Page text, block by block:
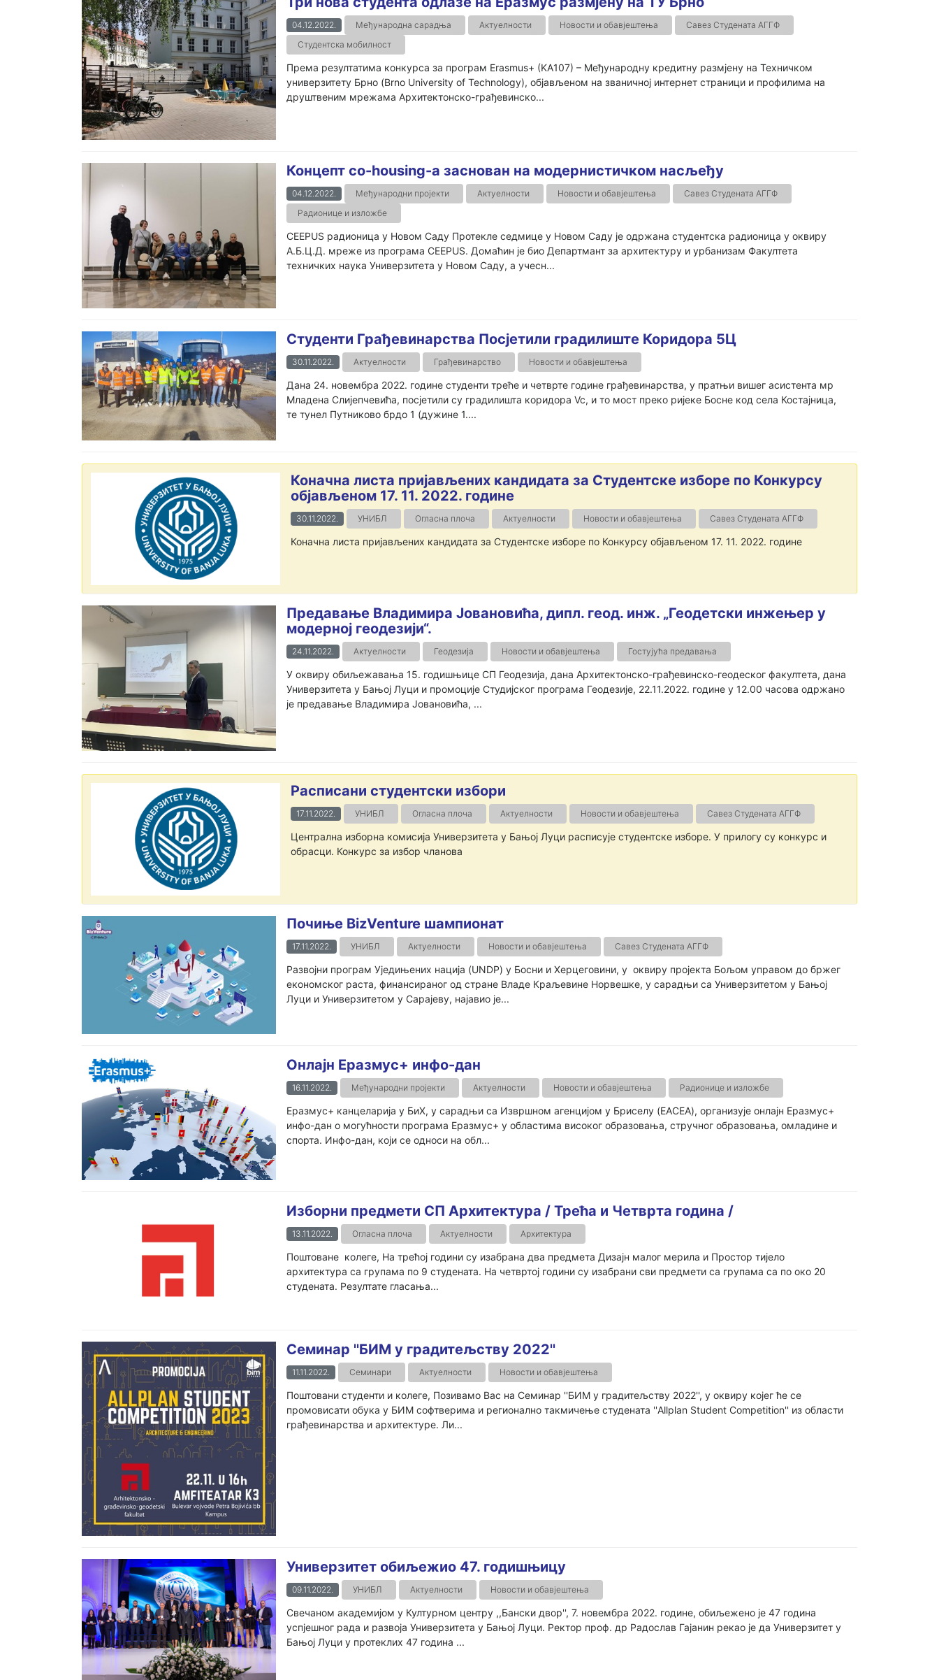
04.12.2022. Међународна сарадња Актуелности Новости и обавјештења
Савез Студената АГГФ
Студентска мобилност
Према резултатима конкурса за програм Erasmus+ (KA107) – Међународну кредитну размјену на Техничком
универзитету Брно (Brno University of Technology), објављеном на званичној интернет страници и профилима на
друштвеним мрежама Архитектонско-грађевинско...
Концепт co-housing-a заснован на модернистичком насљеђу
04.12.2022. Међународни пројекти Актуелности Новости и обавјештења
Савез Студената АГГФ
Радионице и изложбе
CEEPUS радионица у Новом Саду Протекле седмице у Новом Саду је одржана студентска радионица у оквиру
А.Б.Ц.Д. мреже из програма CEEPUS. Домаћин је био Департмант за архитектуру и урбанизам Факултета
техничких наука Универзитета у Новом Саду, а учесн...
Студенти Грађевинарства Посјетили градилиште Коридора 5Ц
30.11.2022. Актуелности Грађевинарство Новости и обавјештења
Дана 24. новембра 2022. године студенти треће и четврте године грађевинарства, у пратњи вишег асистента мр
Младена Слијепчевића, посјетили су градилишта коридора Vc, и то мост преко ријеке Босне код села Костајница,
те тунел Путниково брдо 1 (дужине 1....
Коначна листа пријављених кандидата за Студентске изборе по Конкурсу
објављеном 17. 11. 2022. године
30.11.2022. УНИБЛ Огласна плоча Актуелности Новости и обавјештења Савез Студената АГГФ
Коначна листа пријављених кандидата за Студентске изборе по Конкурсу објављеном 17. 11. 2022. године
Предавање Владимира Јовановића, дипл. геод. инж. „Геодетски инжењер у
модерној геодезији“.
24.11.2022. Актуелности Геодезија Новости и обавјештења Гостујућа предавања
У оквиру обиљежавања 15. годишњице СП Геодезија, дана Архитектонско-грађевинско-геодеског факултета, дана
Универзитета у Бањој Луци и промоције Студијског програма Геодезије, 22.11.2022. године у 12.00 часова одржано
је предавање Владимира Јовановића, ...
Расписани студентски избори
17.11.2022. УНИБЛ Огласна плоча Актуелности Новости и обавјештења Савез Студената АГГФ
Централна изборна комисија Универзитета у Бањој Луци расписује студентске изборе. У прилогу су конкурс и
обрасци. Конкурс за избор чланова
Почиње BizVenture шампионат
17.11.2022. УНИБЛ Актуелности Новости и обавјештења Савез Студената АГГФ
Развојни програм Уједињених нација (UNDP) у Босни и Херцеговини, у оквиру пројекта Бољом управом до бржег
економског раста, финансираног од стране Владе Краљевине Норвешке, у сарадњи са Универзитетом у Бањој
Луци и Универзитетом у Сарајеву, најавио је...
Онлајн Еразмус+ инфо-дан
16.11.2022. Међународни пројекти Актуелности Новости и обавјештења Радионице и изложбе
Еразмус+ канцеларија у БиХ, у сарадњи са Извршном агенцијом у Бриселу (EACEA), организује онлајн Еразмус+
инфо-дан о могућности програма Еразмус+ у областима високог образовања, стручног образовања, омладине и
спорта. Инфо-дан, који се односи на обл...
Изборни предмети СП Архитектура / Трећа и Четврта година /
13.11.2022. Огласна плоча Актуелности Архитектура
Поштоване колеге, На трећој години су изабрана два предмета Дизајн малог мерила и Простор тијело
архитектура са групама по 9 студената. На четвртој години су изабрани сви предмети са групама са по око 20
студената. Резултате гласања...
Семинар ''БИМ у градитељству 2022''
11.11.2022. Семинари Актуелности Новости и обавјештења
Поштовани студенти и колеге, Позивамо Вас на Семинар ''БИМ у градитељству 2022'', у оквиру којег ће се
промовисати обука у БИМ софтверима и регионално такмичење студената ''Allplan Student Competition'' из области
грађевинарства и архитектуре. Ли...
Универзитет обиљежио 47. годишњицу
09.11.2022. УНИБЛ Актуелности Новости и обавјештења
Свечаном академијом у Културном центру ,,Бански двор'', 7. новембра 2022. године, обиљежено је 47 година
успјешног рада и развоја Универзитета у Бањој Луци. Ректор проф. др Радослав Гајанин рекао је да Универзитет у
Бањој Луци у протеклих 47 година ...